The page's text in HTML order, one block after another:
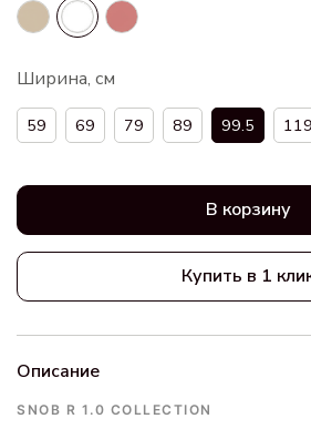
Ширина, см
59 69 79 89 99.5
В корзину
Купить в 1
Описание
SNOB R 1.0 COLLECTION